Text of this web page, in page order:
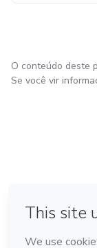
O conteúdo deste
Se você vir
Feito com ❤ em